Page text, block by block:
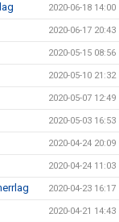
2020-06-18 14:00
2020-06-17 20:43
2020-05-15 08:56
2020-05-10 21:32
2020-05-07 12:49
2020-05-03 16:53
2020-04-24 20:09
2020-04-24 11:03
2020-04-23 16:17
2020-04-21 14:43